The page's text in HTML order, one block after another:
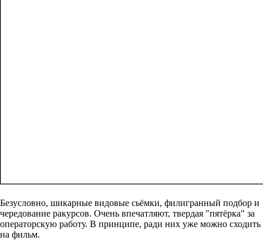
Безусловно, шикарные видовые сьёмки, филигранный подбор и
чередование ракурсов. Очень впечатляют, твердая "пятёрка" за
операторскую работу. В принципе, ради них уже можно сходить
на фильм.